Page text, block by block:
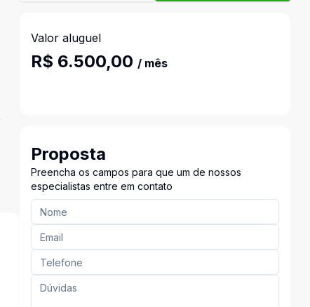
Valor aluguel
R$ 6.500,00 / mês
Proposta
Preencha os campos para que um de nossos
especialistas entre em contato